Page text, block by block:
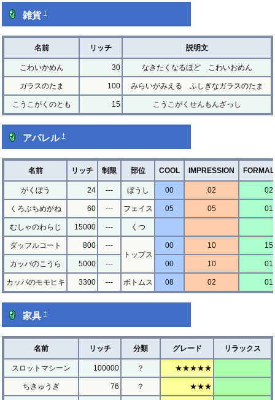
雑貨 †
名前 リッチ 説明文
こわいかめん 30 なきたくなるほど こわいおめん
ガラスのたま 100 みらいがみえる ふしぎなガラスのたま
こうこがくのとも 15 こうこがくせんもんざっし
アパレル †
名前 リッチ 制限 部位 COOL IMPRESSION
がくぼう 24 --- ぼうし 00 02 02
くろぶちめがね 60 --- フェイス 05 05 01
むしゃのわらじ 15000 --- くつ
ダッフルコート 800
---
トップス
00 10 15
カッパのこうら 5000 --- 00 10 01
カッパのモモヒキ 3300 --- ボトムス 08 02 01
家具 †
名前 リッチ 分類 グレード リラックス
スロットマシーン 100000 ？ ★★★★★
ちきゅうぎ 76 ？ ★★★